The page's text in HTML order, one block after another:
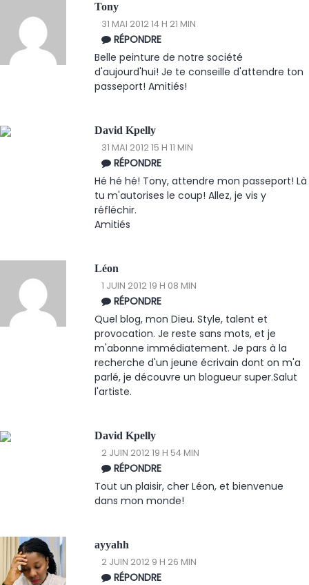
Tony
31 MAI 2012 14 H 21 MIN
RÉPONDRE
Belle peinture de notre société
d'aujourd'hui! Je te conseille d'attendre ton
passeport! Amitiés!
David Kpelly
31 MAI 2012 15 H 11 MIN
RÉPONDRE
Hé hé hé! Tony, attendre mon passeport! Là
tu m'autorises le coup! Allez, je vis y
réfléchir.
Amitiés
Léon
1 JUIN 2012 19 H 08 MIN
RÉPONDRE
Quel blog, mon Dieu. Style, talent et
provocation. Je reste sans mots, et je
m'abonne immédiatement. Je pars à la
recherche d'un jeune écrivain dont on m'a
parlé, je découvre un blogueur super.Salut
l'artiste.
David Kpelly
2 JUIN 2012 19 H 54 MIN
RÉPONDRE
Tout un plaisir, cher Léon, et bienvenue
dans mon monde!
ayyahh
2 JUIN 2012 9 H 26 MIN
RÉPONDRE